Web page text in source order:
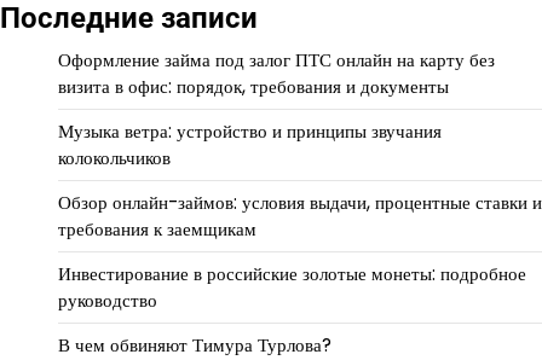
Последние записи
Оформление займа под залог ПТС онлайн на карту без
визита в офис: порядок, требования и документы
Музыка ветра: устройство и принципы звучания
колокольчиков
Обзор онлайн-займов: условия выдачи, процентные ставки и
требования к заемщикам
Инвестирование в российские золотые монеты: подробное
руководство
В чем обвиняют Тимура Турлова?